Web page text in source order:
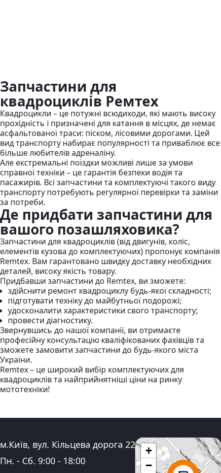
Запчастини для
квадроциклів Ремтех
Квадроцикли – це потужні всюдиходи, які мають високу
прохідність і призначені для катання в місцях, де немає
асфальтованої траси: піском, лісовими дорогами. Цей
вид транспорту набирає популярності та приваблює все
більше любителів адреналіну.
Але екстремальні поїздки можливі лише за умови
справної техніки – це гарантія безпеки водія та
пасажирів. Всі запчастини та комплектуючі такого виду
транспорту потребують регулярної перевірки та заміни
за потреби.
Де придбати запчастини для
вашого позашляховика?
Запчастини для квадроциклів (від двигунів, коліс,
елементів кузова до комплектуючих) пропонує компанія
Remtex. Вам гарантовано швидку доставку необхідних
деталей, високу якість товару.
Придбавши запчастини до Remtex, ви зможете:
здійснити ремонт квадроциклу будь-якої складності;
підготувати техніку до майбутньої подорожі;
удосконалити характеристики свого транспорту;
провести діагностику.
Звернувшись до нашої компанії, ви отримаєте
професійну консультацію кваліфікованих фахівців та
зможете замовити запчастини до будь-якого міста
України.
Remtex – це широкий вибір комплектуючих для
квадроциклів та найприйнятніші ціни на ринку
мототехніки!
Адреса:
м.Київ, вул. Кільцева дорога 22
Графік роботи:
Пн. - Сб. 9:00 - 18:00
+
−